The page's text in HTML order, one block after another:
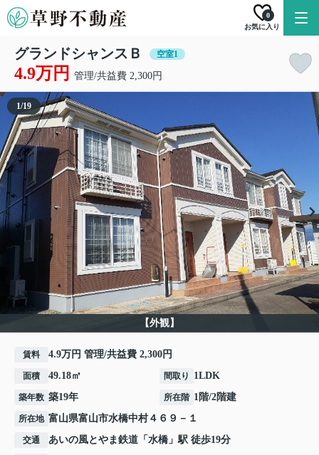
お気に入り
0
グランドシャンスＢ 空室1
4.9万円 管理/共益費 2,300円
【外観】
1/19
賃料 4.9万円 管理/共益費 2,300円
面積 49.18㎡ 間取り 1LDK
築年数 築19年 所在階 1階/2階建
所在地 富山県富山市水橋中村４６９－１
交通 あいの風とやま鉄道 「 水橋 」駅 徒歩19分